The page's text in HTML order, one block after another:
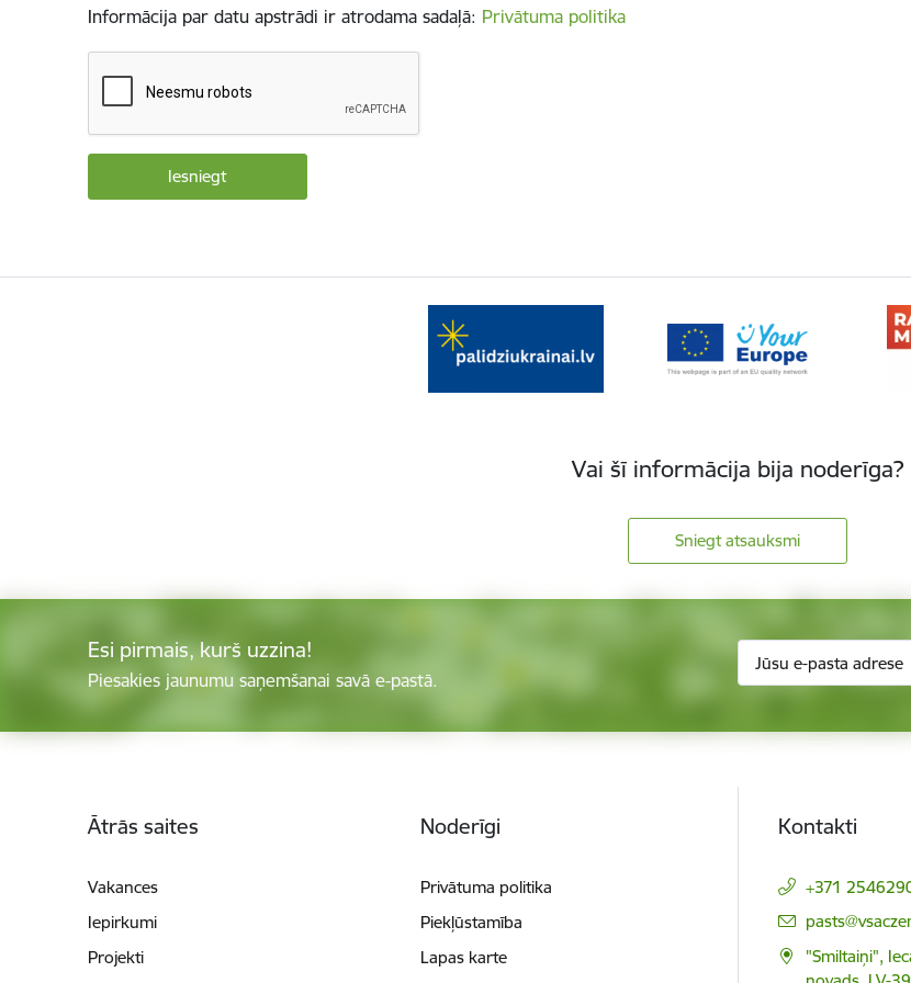
Informācija par datu apstrādi ir atrodama sadaļā: Privātuma politika
Vai šī informācija bija noderīga?
Sniegt atsauksmi
Esi pirmais, kurš uzzina!
Piesakies jaunumu saņemšanai savā e-pastā.
Ātrās saites
Vakances
Iepirkumi
Projekti
Noderīgi
Privātuma politika
Piekļūstamība
Lapas karte
Kontakti
+371
E-pasts:
"Smiltaiņi",